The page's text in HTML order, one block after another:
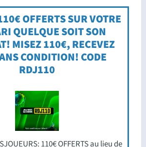
OFFERTS SUR VOTRE
QUELQUE SOIT SON
MISEZ 110€, RECEVEZ
CONDITION! CODE
RDJ110
110€ OFFERTS au lieu de